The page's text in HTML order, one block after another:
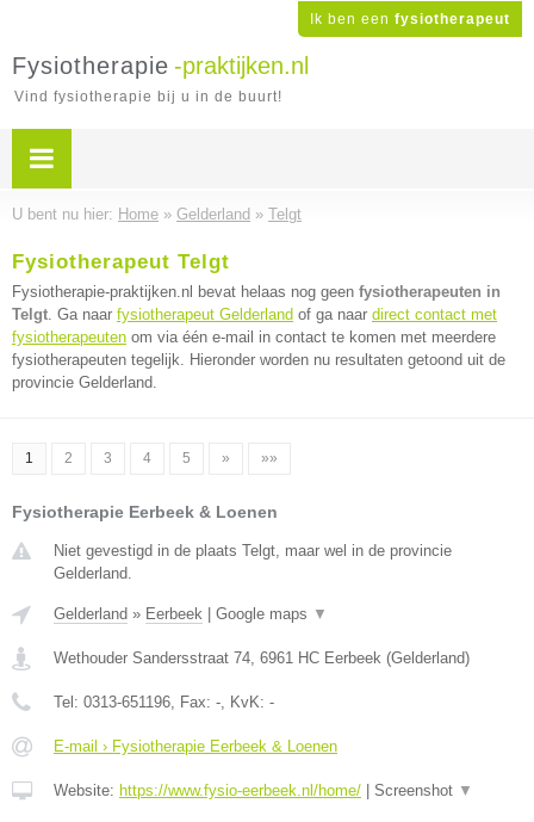
Ik ben een fysiotherapeut
Fysiotherapie -praktijken.nl
Vind fysiotherapie bij u in de buurt!
U bent nu hier: Home » Gelderland » Telgt
Fysiotherapeut Telgt
Fysiotherapie-praktijken.nl bevat helaas nog geen fysiotherapeuten in
Telgt. Ga naar fysiotherapeut Gelderland of ga naar direct contact met
fysiotherapeuten om via één e-mail in contact te komen met meerdere
fysiotherapeuten tegelijk. Hieronder worden nu resultaten getoond uit de
provincie Gelderland.
1 2 3 4 5 » »»
Fysiotherapie Eerbeek & Loenen
Niet gevestigd in de plaats Telgt, maar wel in de provincie
Gelderland.
Gelderland » Eerbeek Google maps ▼
Wethouder Sandersstraat 74, 6961 HC Eerbeek (Gelderland)
Tel: 0313-651196, Fax: -, KvK: -
E-mail › Fysiotherapie Eerbeek & Loenen
Website: https://www.fysio-eerbeek.nl/home/ Screenshot ▼